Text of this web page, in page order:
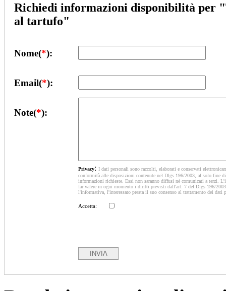
Richiedi informazioni disponibilità per
al tartufo"
Nome(*):
Email(*):
Note(*):
Privacy: I dati personali sono raccolti, elaborati e conservati
conformità alle disposizioni contenute nel Dlgs 196/2003, al solo fine
informazioni richieste. Essi non saranno diffusi nè comunicati a terzi.
far valere in ogni momento i diritti previsti dall'art. 7 del Dlgs 196/
l'informativa, l'interessato presta il suo consenso al trattamento dei dati
Accetta: